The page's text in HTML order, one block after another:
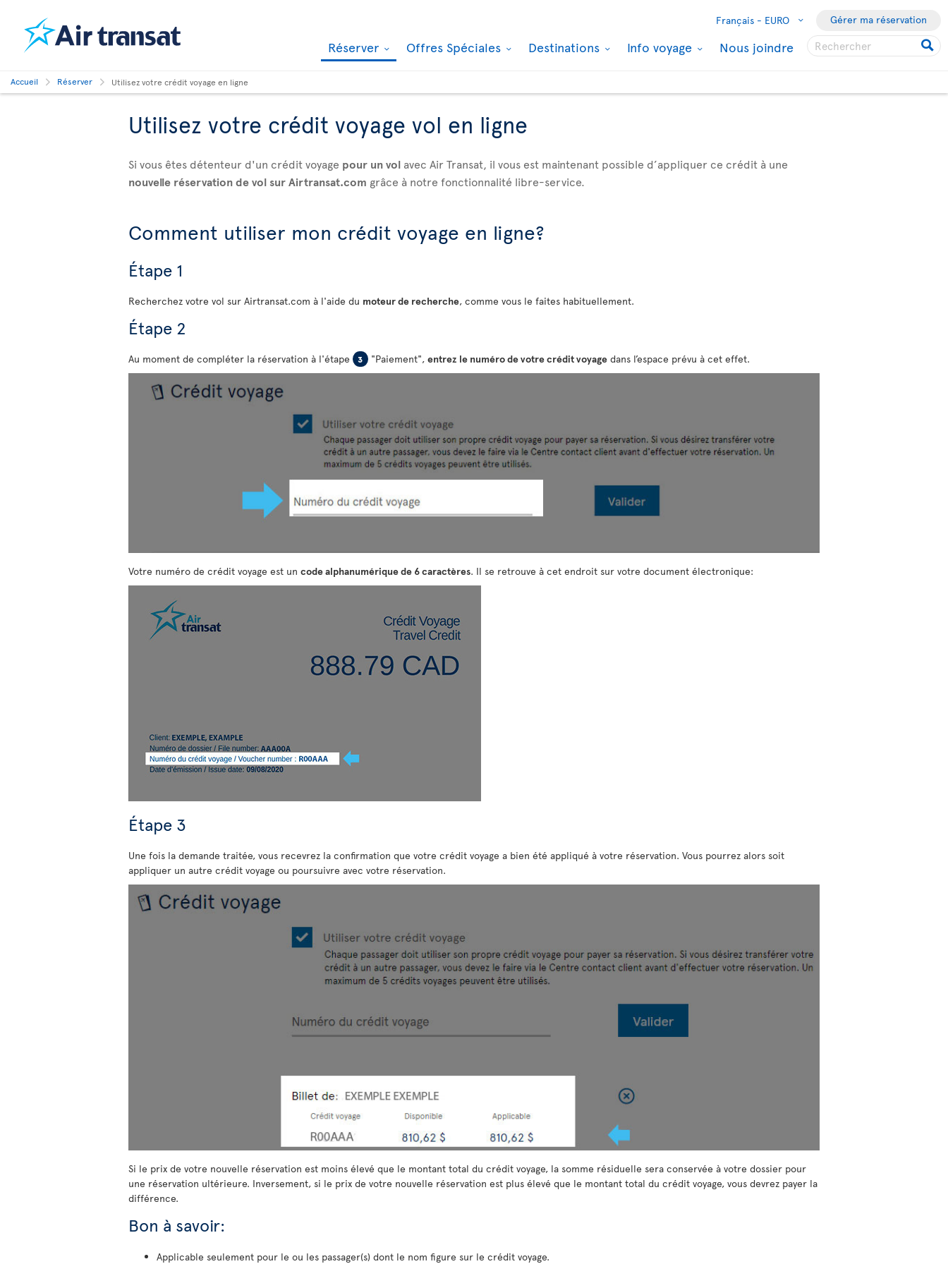
Français - EURO Gérer ma réservation
Réserver Offres Spéciales Destinations Info voyage Nous joindre
Accueil Réserver Utilisez votre crédit voyage en ligne
Utilisez votre crédit voyage vol en ligne
Si vous êtes détenteur d'un crédit voyage pour un vol avec Air Transat, il vous est maintenant possible d’appliquer ce crédit à une
nouvelle réservation de vol sur Airtransat.com grâce à notre fonctionnalité libre-service.
Comment utiliser mon crédit voyage en ligne?
Étape 1
Recherchez votre vol sur Airtransat.com à l'aide du moteur de recherche, comme vous le faites habituellement.
Étape 2
Au moment de compléter la réservation à l'étape 3 "Paiement", entrez le numéro de votre crédit voyagedans l’espace prévu à cet effet.
Votre numéro de crédit voyage est un code alphanumérique de 6 caractères. Il se retrouve à cet endroit sur votre document électronique:
Étape 3
Une fois la demande traitée, vous recevrez la confirmation que votre crédit voyage a bien été appliqué à votre réservation. Vous pourrez alors soit
appliquer un autre crédit voyage ou poursuivre avec votre réservation.
Si le prix de votre nouvelle réservation est moins élevé que le montant total du crédit voyage, la somme résiduelle sera conservée à votre dossier pour
une réservation ultérieure. Inversement, si le prix de votre nouvelle réservation est plus élevé que le montant total du crédit voyage, vous devrez payer la
différence.
Bon à savoir:
Applicable seulement pour le ou les passager(s) dont le nom figure sur le crédit voyage.